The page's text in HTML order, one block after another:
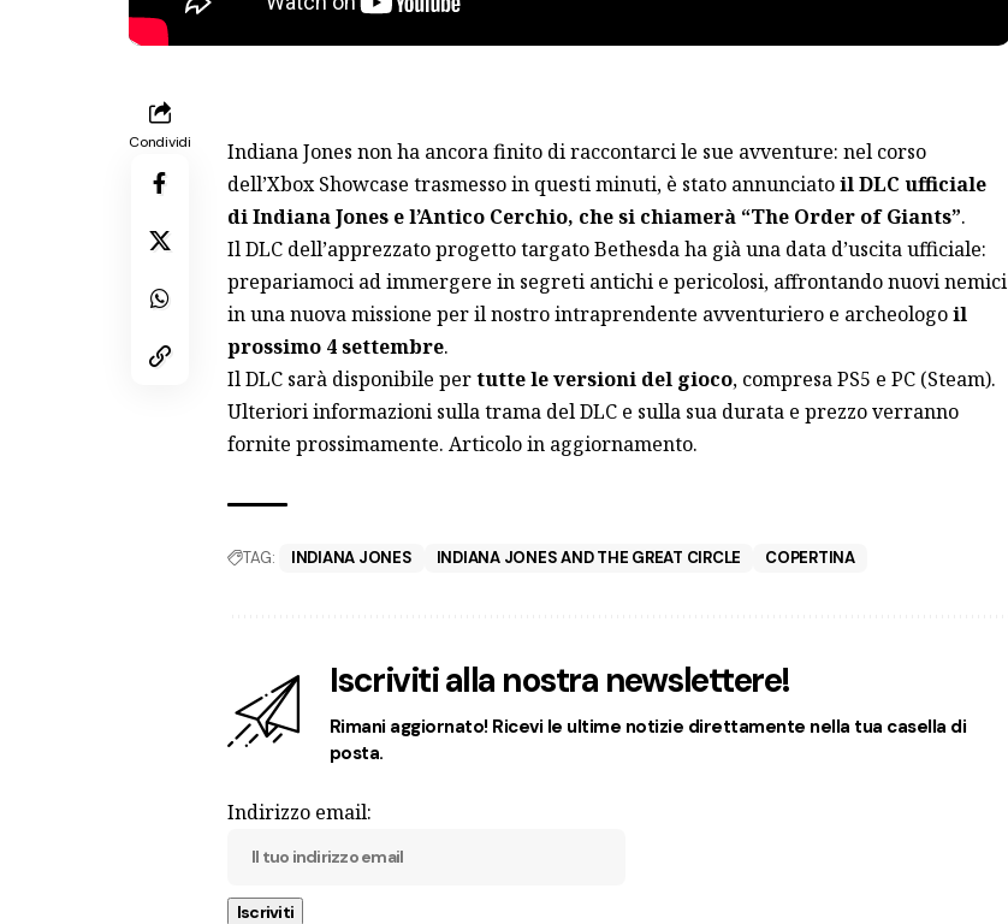
Condividi
Indiana Jones non ha ancora finito di raccontarci le sue avventure: nel corso
dell’Xbox Showcase trasmesso in questi minuti, è stato annunciatoil DLC ufficiale
di Indiana Jones e l’Antico Cerchio, che si chiamerà “The Order of Giants”.
Il DLC dell’apprezzato progetto targato Bethesda ha già una data d’uscita ufficiale:
prepariamoci ad immergere in segreti antichi e pericolosi, affrontando nuovi nemici
in una nuova missione per il nostro intraprendente avventuriero e archeologoil
prossimo 4 settembre.
Il DLC sarà disponibile pertutte le versioni del gioco, compresa PS5 e PC (Steam).
Ulteriori informazioni sulla trama del DLC e sulla sua durata e prezzo verranno
fornite prossimamente. Articolo in aggiornamento.
TAG: INDIANA JONES INDIANA JONES AND THE GREAT CIRCLE COPERTINA
Iscriviti alla nostra newslettere!
Rimani aggiornato! Ricevi le ultime notizie direttamente nella tua casella di
posta.
Indirizzo email: